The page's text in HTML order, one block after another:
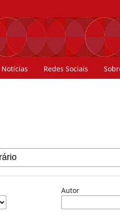
Notícias Redes Sociais
Autor